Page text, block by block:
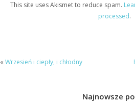
This site uses Akismet to reduce spam.
processed.
« Wrzesień i ciepły, i chłodny
Najnowsze